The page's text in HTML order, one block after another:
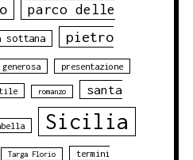
parco delle
pietro
presentazione
romanzo santa
Sicilia
Targa Florio termini